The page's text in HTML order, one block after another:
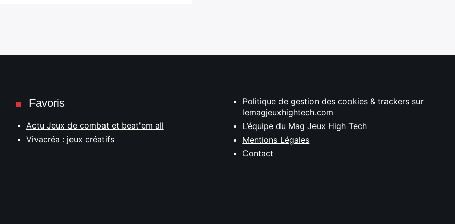
Favoris
Actu Jeux de combat et beat'em all
Vivacréa : jeux créatifs
Politique de gestion des cookies & trackers sur
lemagjeuxhightech.com
L’équipe du Mag Jeux High Tech
Mentions Légales
Contact